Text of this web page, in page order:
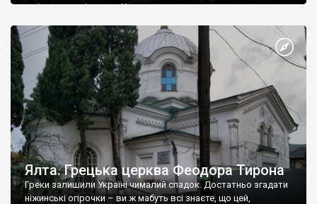
є відданими вірянами Христа
Ялта. Грецька церква Феодора Тирона
Греки залишили Україні чималий спадок. Достатньо згадати
ніжинські огірочки – ви ж мабуть всі знаєте, що цей,